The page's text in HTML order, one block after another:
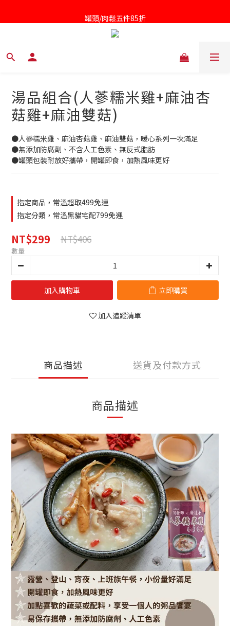
針對近期供應商油品檢驗不符法規聲明書
湯品組合(人蔘糯米雞+麻油杏
菇雞+麻油雙菇)
●人蔘糯米雞、麻油杏菇雞、麻油雙菇，暖心系列一次滿足
●無添加防腐劑、不含人工色素、無反式脂肪
●罐頭包裝耐放好攜帶，開罐即食，加熱風味更好
指定商品，常溫超取499免運
指定分類，常溫黑貓宅配799免運
NT$299 NT$406
數量
加入購物車 立即購買
加入追蹤清單
商品描述 送貨及付款方式
商品描述